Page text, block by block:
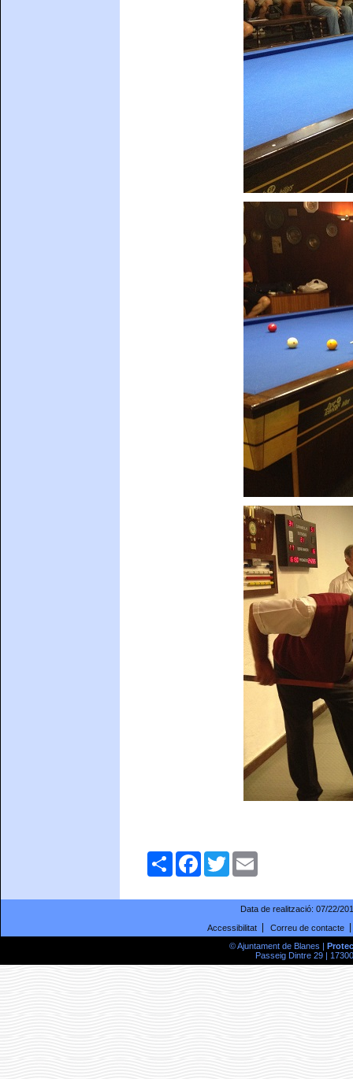
ComparteixFacebookTwitter
Data de realització: 07/22/
Accessibilitat
Correu de contacte
© Ajuntament de Blanes |
Passeig Dintre 29 |